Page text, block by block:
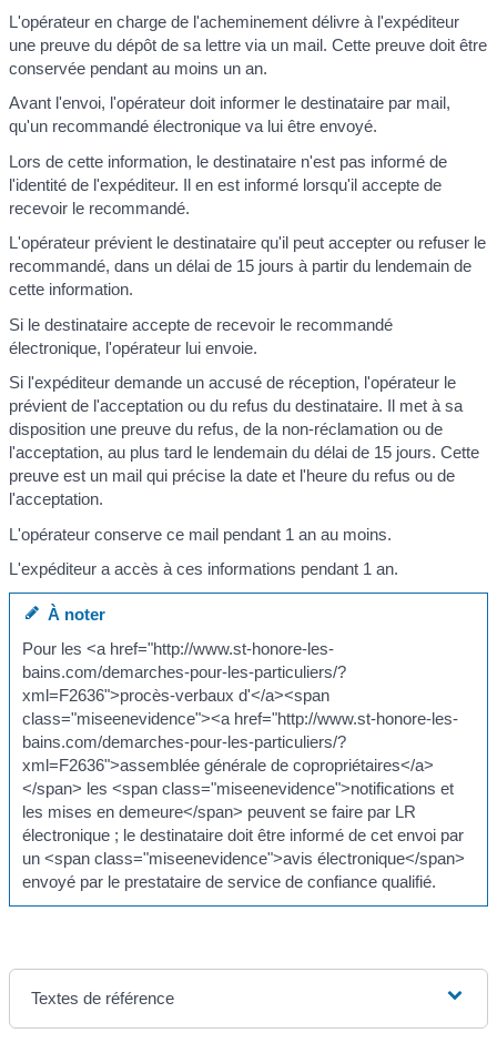
L'opérateur en charge de l'acheminement délivre à l'expéditeur
une preuve du dépôt de sa lettre via un mail. Cette preuve doit être
conservée pendant au moins un an.
Avant l'envoi, l'opérateur doit informer le destinataire par mail,
qu'un recommandé électronique va lui être envoyé.
Lors de cette information, le destinataire n'est pas informé de
l'identité de l'expéditeur. Il en est informé lorsqu'il accepte de
recevoir le recommandé.
L'opérateur prévient le destinataire qu'il peut accepter ou refuser le
recommandé, dans un délai de 15 jours à partir du lendemain de
cette information.
Si le destinataire accepte de recevoir le recommandé
électronique, l'opérateur lui envoie.
Si l'expéditeur demande un accusé de réception, l'opérateur le
prévient de l'acceptation ou du refus du destinataire. Il met à sa
disposition une preuve du refus, de la non-réclamation ou de
l'acceptation, au plus tard le lendemain du délai de 15 jours. Cette
preuve est un mail qui précise la date et l'heure du refus ou de
l'acceptation.
L'opérateur conserve ce mail pendant 1 an au moins.
L'expéditeur a accès à ces informations pendant 1 an.
À noter
Pour les <a href="http://www.st-honore-les-
bains.com/demarches-pour-les-particuliers/?
xml=F2636">procès-verbaux d'</a><span
class="miseenevidence"><a href="http://www.st-honore-les-
bains.com/demarches-pour-les-particuliers/?
xml=F2636">assemblée générale de copropriétaires</a>
</span> les <span class="miseenevidence">notifications et
les mises en demeure</span> peuvent se faire par LR
électronique ; le destinataire doit être informé de cet envoi par
un <span class="miseenevidence">avis électronique</span>
envoyé par le prestataire de service de confiance qualifié.
Textes de référence